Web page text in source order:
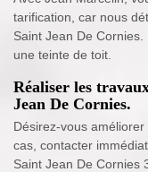
tarification, car nous
Saint Jean De
une teinte de toit.
Réaliser les
Jean De Cornies.
Désirez-vous améliorer
cas, contacter
Saint Jean De Cornies